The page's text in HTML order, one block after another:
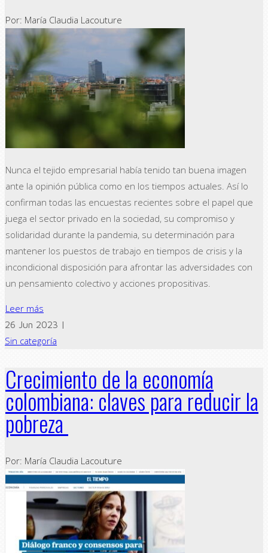
Por: María Claudia Lacouture
Nunca el tejido empresarial había tenido tan buena imagen
ante la opinión pública como en los tiempos actuales. Así lo
confirman todas las encuestas recientes sobre el papel que
juega el sector privado en la sociedad, su compromiso y
solidaridad durante la pandemia, su determinación para
mantener los puestos de trabajo en tiempos de crisis y la
incondicional disposición para afrontar las adversidades con
un pensamiento colectivo y acciones propositivas.
Leer más
26 Jun 2023 |
Sin categoría
Crecimiento de la economía
colombiana: claves para reducir la
pobreza
Por: María Claudia Lacouture